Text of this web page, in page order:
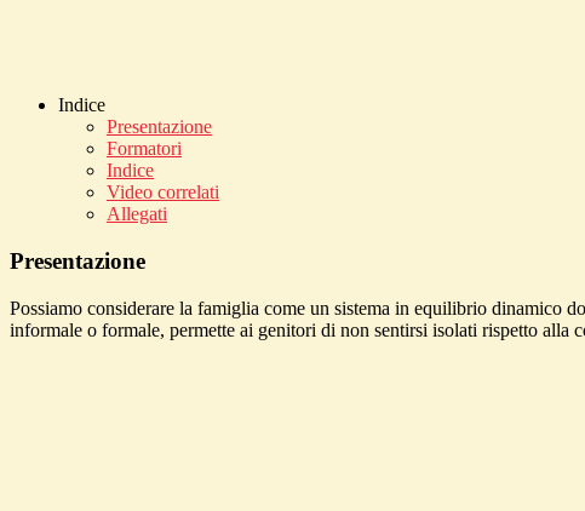
Indice
Presentazione
Formatori
Indice
Video correlati
Allegati
Presentazione
Possiamo considerare la famiglia come un sistema in equilibrio dinamico
informale o formale, permette ai genitori di non sentirsi isolati rispetto alla